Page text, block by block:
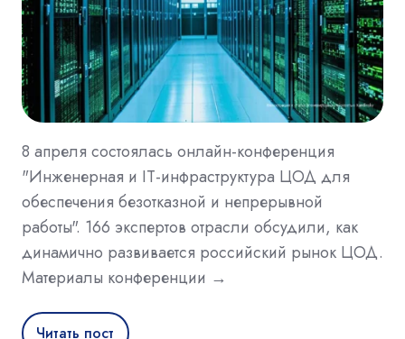
8 апреля состоялась онлайн-конференция
"Инженерная и IT-инфраструктура ЦОД для
обеспечения безотказной и непрерывной
работы". 166 экспертов отрасли обсудили, как
динамично развивается российский рынок ЦОД.
Материалы конференции →
Читать пост